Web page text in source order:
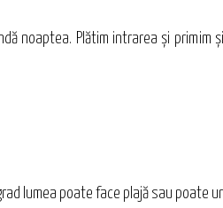
noaptea. Plătim intrarea şi
lumea poate face plajă sau poate